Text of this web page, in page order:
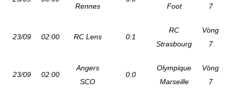
Rennes
Foot
7
23/09 02:00 RC Lens 0:1
RC
Strasbourg
Vòng
7
23/09 02:00
Angers
SCO
0:0
Olympique
Marseille
Vòng
7